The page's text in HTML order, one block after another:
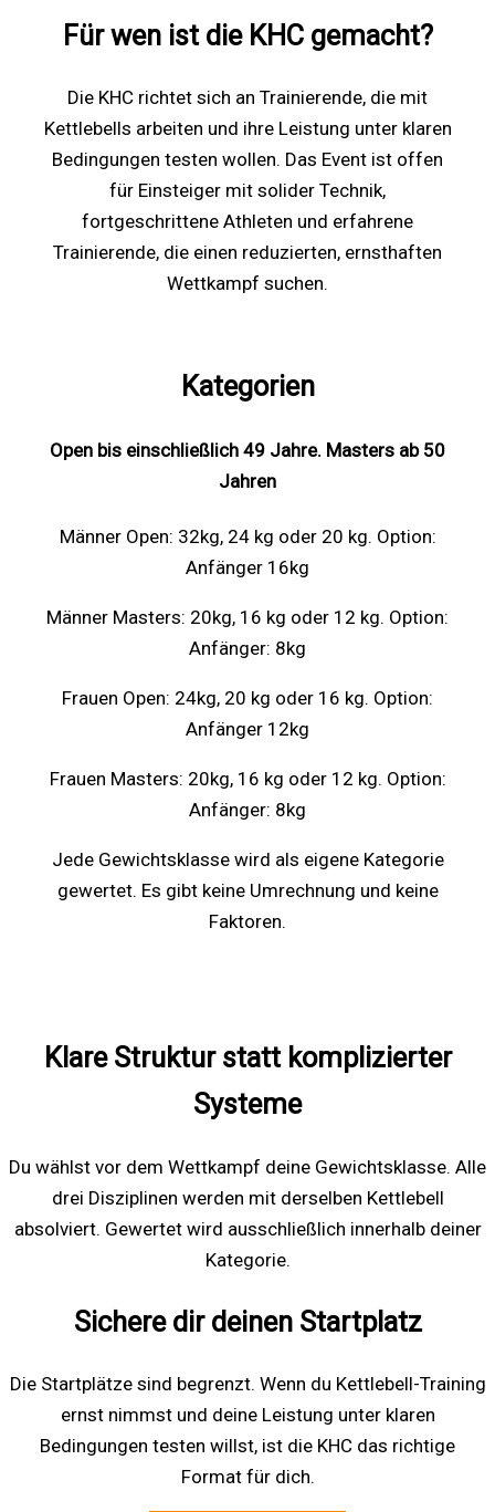
Für wen ist die KHC gemacht?
Die KHC richtet sich an Trainierende, die mit
Kettlebells arbeiten und ihre Leistung unter klaren
Bedingungen testen wollen. Das Event ist offen
für Einsteiger mit solider Technik,
fortgeschrittene Athleten und erfahrene
Trainierende, die einen reduzierten, ernsthaften
Wettkampf suchen.
Kategorien
Open bis einschließlich 49 Jahre. Masters ab 50
Jahren
Männer Open: 32kg, 24 kg oder 20 kg. Option:
Anfänger 16kg
Männer Masters: 20kg, 16 kg oder 12 kg. Option:
Anfänger: 8kg
Frauen Open: 24kg, 20 kg oder 16 kg. Option:
Anfänger 12kg
Frauen Masters: 20kg, 16 kg oder 12 kg. Option:
Anfänger: 8kg
Jede Gewichtsklasse wird als eigene Kategorie
gewertet. Es gibt keine Umrechnung und keine
Faktoren.
Klare Struktur statt komplizierter
Systeme
Du wählst vor dem Wettkampf deine Gewichtsklasse. Alle
drei Disziplinen werden mit derselben Kettlebell
absolviert. Gewertet wird ausschließlich innerhalb deiner
Kategorie.
Sichere dir deinen Startplatz
Die Startplätze sind begrenzt. Wenn du Kettlebell-Training
ernst nimmst und deine Leistung unter klaren
Bedingungen testen willst, ist die KHC das richtige
Format für dich.